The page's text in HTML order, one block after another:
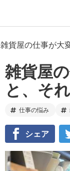
雑貨屋の仕事が大
雑貨屋
と、そ
仕事の悩み
シェア